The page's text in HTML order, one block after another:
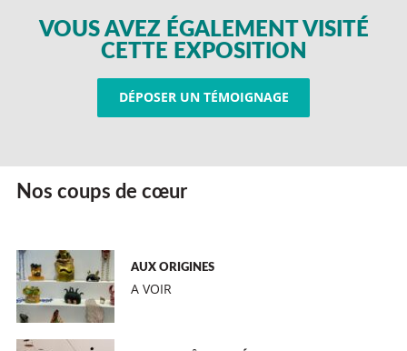
VOUS AVEZ ÉGALEMENT VISITÉ
CETTE EXPOSITION
DÉPOSER UN TÉMOIGNAGE
Nos coups de cœur
AUX ORIGINES
A VOIR